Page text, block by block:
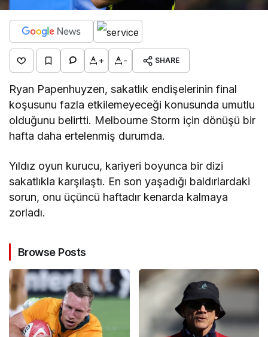
+ - SHARE
Ryan Papenhuyzen, sakatlık endişelerinin final
koşusunu fazla etkilemeyeceği konusunda umutlu
olduğunu belirtti. Melbourne Storm için dönüşü bir
hafta daha ertelenmiş durumda.
Yıldız oyun kurucu, kariyeri boyunca bir dizi
sakatlıkla karşılaştı. En son yaşadığı baldırlardaki
sorun, onu üçüncü haftadır kenarda kalmaya
zorladı.
Browse Posts